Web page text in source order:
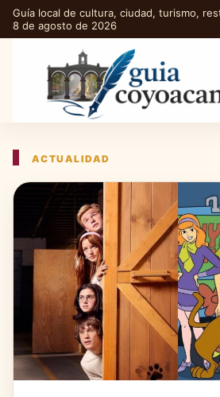
Guía local de cultura, ciudad, turismo,
8 de agosto de 2026
ACTUALIDAD